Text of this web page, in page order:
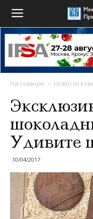
На главную Новости
Удивите
10/04/2017